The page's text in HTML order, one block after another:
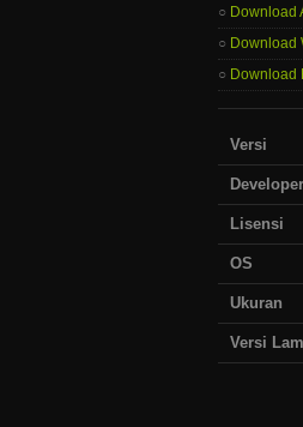
Download
Download
Download
Versi
Developer
Lisensi
OS
Ukuran
Versi